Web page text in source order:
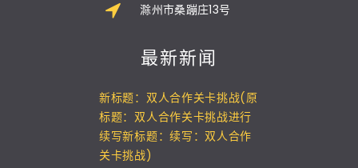
滁州市桑蹦庄13号
最新新闻
新标题：双人合作关卡挑战(原
标题：双人合作关卡挑战进行
续写新标题：续写：双人合作
关卡挑战)